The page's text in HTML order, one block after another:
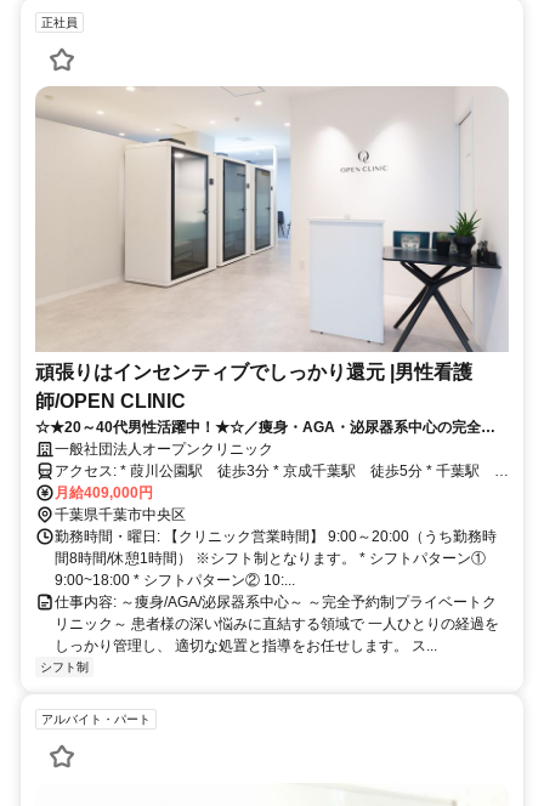
正社員
頑張りはインセンティブでしっかり還元 |男性看護
師/OPEN CLINIC
☆★20～40代男性活躍中！★☆／痩身・AGA・泌尿器系中心の完全予
約制クリニック／各種インセンティブが収入に直結◎／看護師資格が活
かせる／裁量高くキャリアアップしやすい
一般社団法人オープンクリニック
アクセス: * 葭川公園駅 徒歩3分 * 京成千葉駅 徒歩5分 * 千葉駅 徒
歩6分
月給409,000円
千葉県千葉市中央区
勤務時間・曜日: 【クリニック営業時間】 9:00～20:00（うち勤務時
間8時間/休憩1時間） ※シフト制となります。 * シフトパターン①
9:00~18:00 * シフトパターン② 10:...
仕事内容: ～痩身/AGA/泌尿器系中心～ ～完全予約制プライベートク
リニック～ 患者様の深い悩みに直結する領域で 一人ひとりの経過を
しっかり管理し、 適切な処置と指導をお任せします。 ス...
シフト制
アルバイト・パート